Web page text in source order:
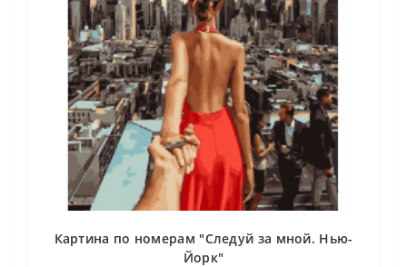
Картина по номерам "Следуй за мной. Нью-
Йорк"